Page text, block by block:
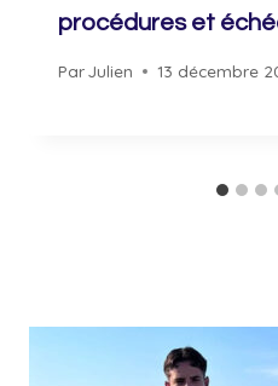
procédures et
ParJulien 13 décembre